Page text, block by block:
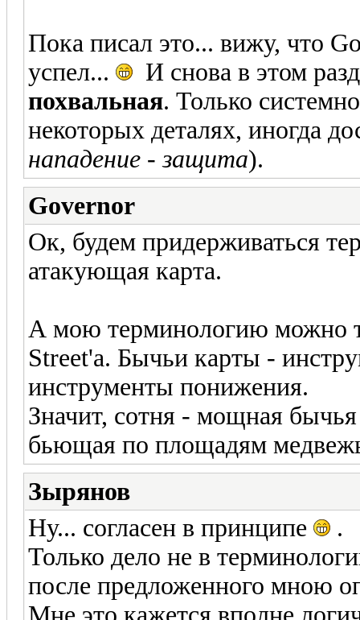
Пока писал это... вижу, что
успел...
И снова в этом
похвальная. Только
некоторых деталях, иногда
нападение - защита).
Governor
Ок, будем придерживаться
атакующая карта.
А мою терминологию можно
Street'а. Бычьи карты -
инструменты понижения.
Значит, сотня - мощная
бьющая по площадям
Зырянов
Ну... согласен в принципе
.
Только дело не в
после предложенного мною